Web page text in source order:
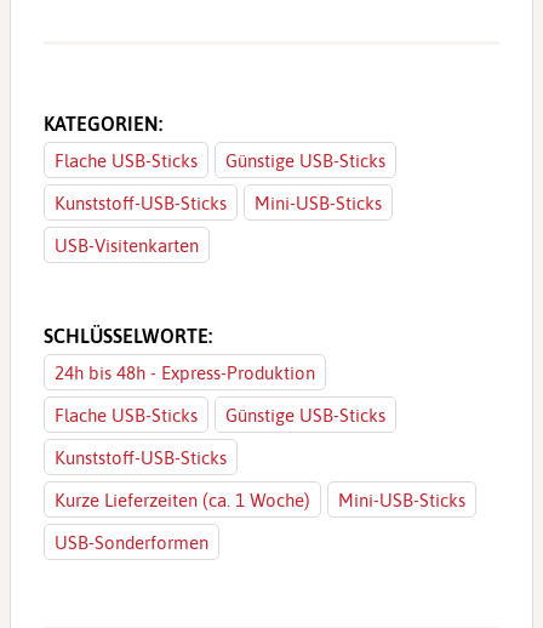
KATEGORIEN:
Flache USB-Sticks Günstige USB-Sticks
Kunststoff-USB-Sticks Mini-USB-Sticks
USB-Visitenkarten
SCHLÜSSELWORTE:
24h bis 48h - Express-Produktion
Flache USB-Sticks Günstige USB-Sticks
Kunststoff-USB-Sticks
Kurze Lieferzeiten (ca. 1 Woche) Mini-USB-Sticks
USB-Sonderformen